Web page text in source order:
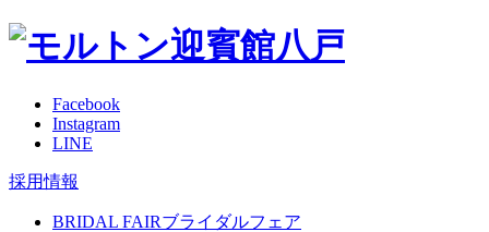
Facebook
Instagram
LINE
採用情報
BRIDAL FAIRブライダルフェア